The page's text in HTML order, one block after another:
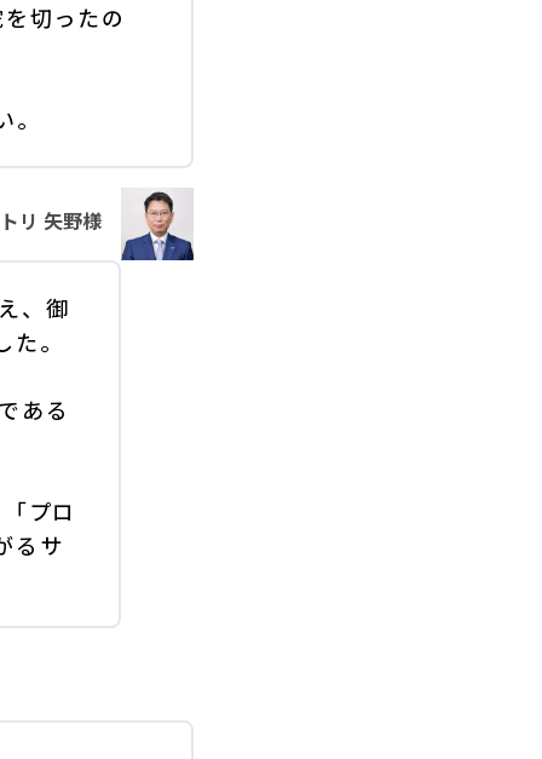
切ったの
リ 矢野様
、御
。
ある
プロ
るサ